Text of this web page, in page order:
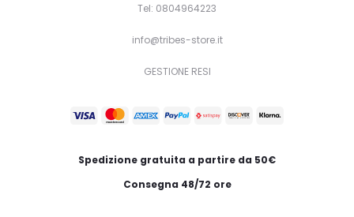
Tel: 0804964223
info@tribes-store.it
GESTIONE RESI
Spedizione gratuita a partire da 50€
Consegna 48/72 ore